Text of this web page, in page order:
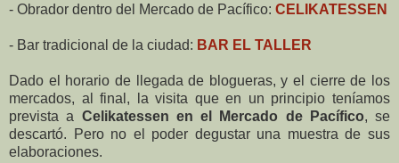
- Obrador dentro del Mercado de Pacífico: CELIKATESSEN
- Bar tradicional de la ciudad: BAR EL TALLER
Dado el horario de llegada de blogueras, y el cierre de los
mercados, al final, la visita que en un principio teníamos
prevista a Celikatessen en el Mercado de Pacífico, se
descartó. Pero no el poder degustar una muestra de sus
elaboraciones.